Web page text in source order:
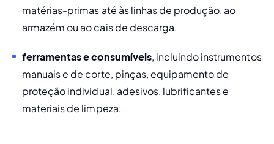
matérias-primas até às linhas de produção, ao
armazém ou ao cais de descarga.
ferramentas e consumíveis, incluindo instrumentos
manuais e de corte, pinças, equipamento de
proteção individual, adesivos, lubrificantes e
materiais de limpeza.